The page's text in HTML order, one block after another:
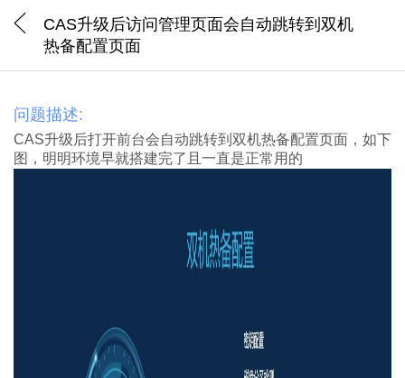
CAS升级后访问管理页面会自动跳转到双机
热备配置页面
问题描述:
CAS升级后打开前台会自动跳转到双机热备配置页面，如下
图，明明环境早就搭建完了且一直是正常用的